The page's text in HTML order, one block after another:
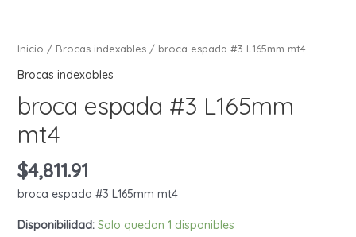
Inicio / Brocas indexables/ broca espada #3 L165mm mt4
Brocas indexables
broca espada #3 L165mm
mt4
$4,811.91
broca espada #3 L165mm mt4
Disponibilidad: Solo quedan 1 disponibles